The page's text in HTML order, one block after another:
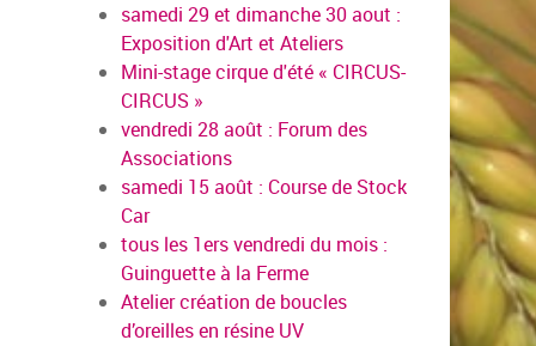
samedi 29 et dimanche 30 aout :
Exposition d'Art et Ateliers
Mini-stage cirque d'été « CIRCUS-
CIRCUS »
vendredi 28 août : Forum des
Associations
samedi 15 août : Course de Stock
Car
tous les 1ers vendredi du mois :
Guinguette à la Ferme
Atelier création de boucles
d’oreilles en résine UV